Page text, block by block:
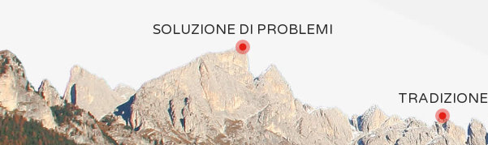
SOLUZIONE DI PROBLEMI
TRADIZIONE